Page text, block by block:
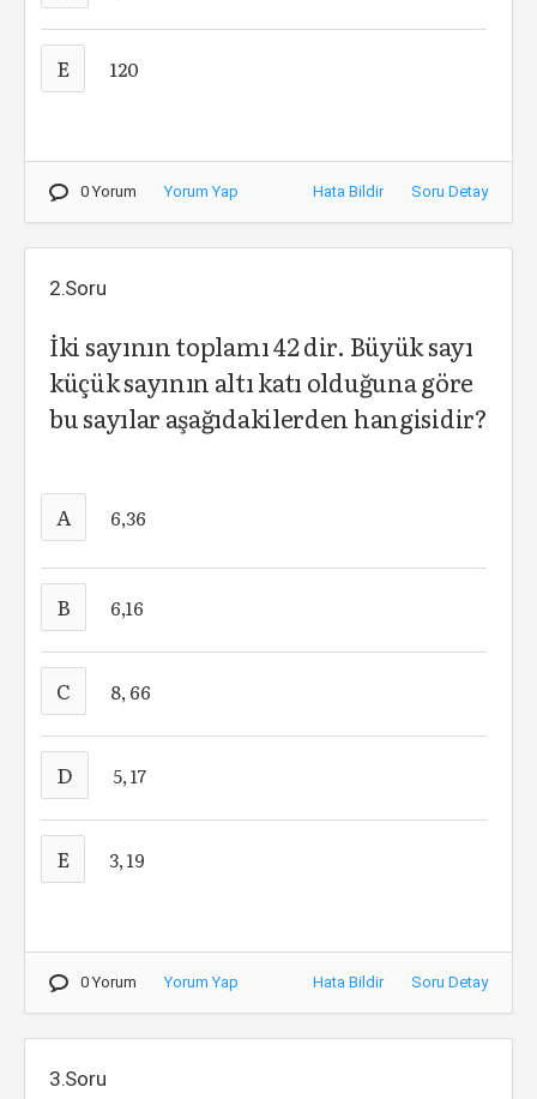
E 120
0 Yorum Yorum Yap Hata Bildir Soru Detay
2.Soru
İki sayının toplamı 42 dir. Büyük sayı
küçük sayının altı katı olduğuna göre
bu sayılar aşağıdakilerden hangisidir?
A 6,36
B 6,16
C 8, 66
D 5, 17
E 3, 19
0 Yorum Yorum Yap Hata Bildir Soru Detay
3.Soru